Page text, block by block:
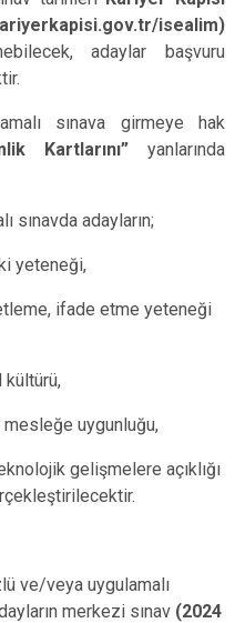
isealim)
adaylar başvuru
sınava girmeye hak
Kartlarını” yanlarında
sınavda adayların;
yeteneği,
ifade etme yeteneği
uygunluğu,
gelişmelere açıklığı
ve/veya uygulamalı
merkezi sınav (2024